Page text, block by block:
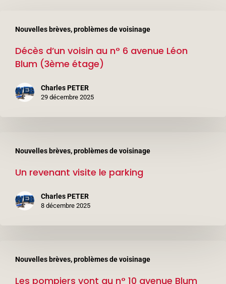
Nouvelles brèves, problèmes de voisinage
d’un
voisin
Blum
Décès d’un voisin au n° 6 avenue Léon
Blum (3ème étage)
Charles PETER
29 décembre 2025
Nouvelles brèves, problèmes de voisinage
revenant
visite
parking
Un revenant visite le parking
Charles PETER
8 décembre 2025
Nouvelles brèves, problèmes de voisinage
pompiers
vontLes pompiers vont au n° 10 avenue Blum